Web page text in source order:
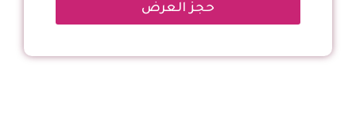
حجز العرض